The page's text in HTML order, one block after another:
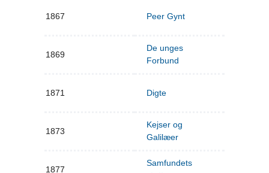
1867 Peer Gynt
1869
De unges
Forbund
1871 Digte
1873
Kejser og
Galilæer
1877
Samfundets